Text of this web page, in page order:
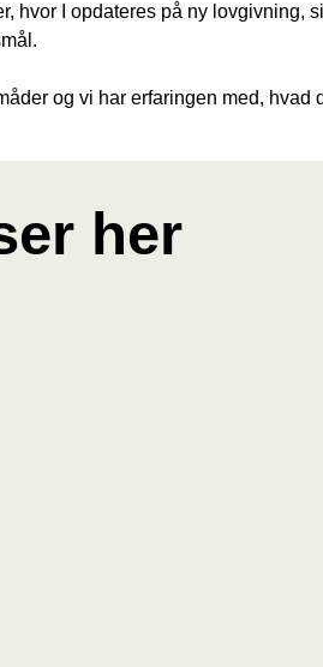
I opdateres på ny lovgivning,
og vi har erfaringen med, hvad
her